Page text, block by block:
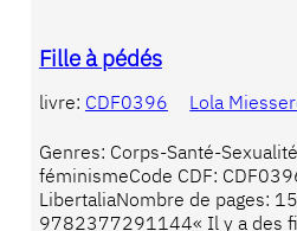
Fille à pédés
livre: CDF0396 Lola
Genres: Corps-Santé-
féminismeCode CDF:
LibertaliaNombre de pages:
9782377291144« Il y a des